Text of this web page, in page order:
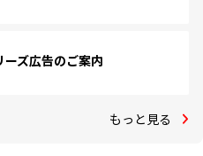
ーズ広告のご案内
もっと見る